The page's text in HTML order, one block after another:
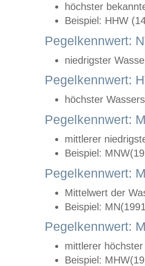
höchster
Beispiel: HHW
Pegelkennwert:
niedrigster
Pegelkennwert:
höchster
Pegelkennwert:
mittlerer
Beispiel:
Pegelkennwert:
Mittelwert der
Beispiel:
Pegelkennwert:
mittlerer
Beispiel: